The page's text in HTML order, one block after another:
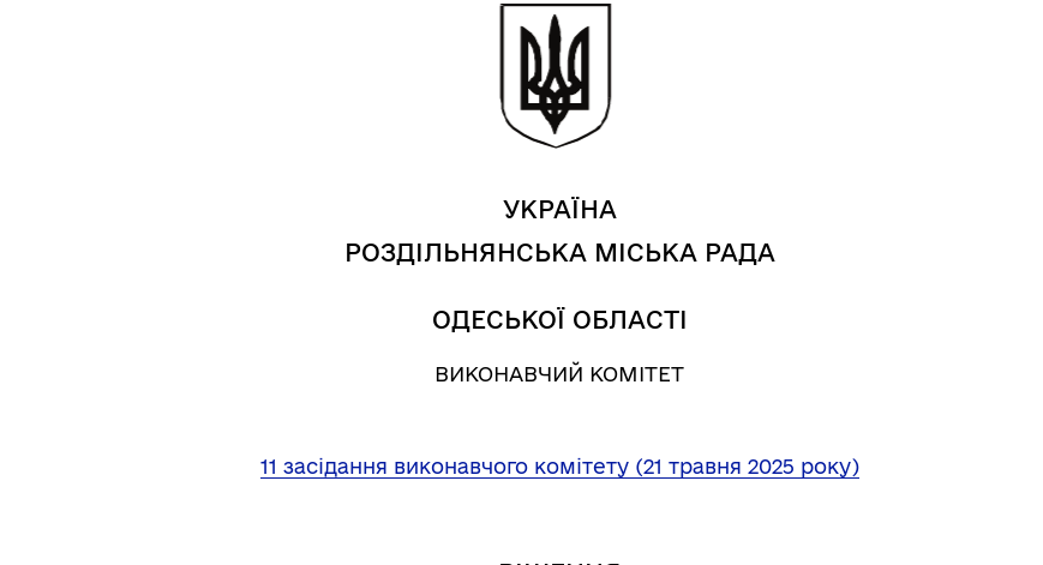
Гендерна рівність
Книга пам'яті полеглих
УКРАЇНА
РОЗДІЛЬНЯНСЬКА МІСЬКА РАДА
ОДЕСЬКОЇ ОБЛАСТІ
ВИКОНАВЧИЙ КОМІТЕТ
11 засідання виконавчого комітету (21 травня 2025 року)